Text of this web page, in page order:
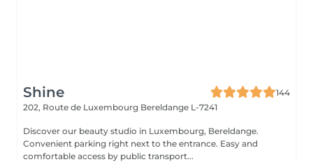
Shine
144
202, Route de Luxembourg Bereldange L-7241
Discover our beauty studio in Luxembourg, Bereldange.
Convenient parking right next to the entrance. Easy and
comfortable access by public transport...